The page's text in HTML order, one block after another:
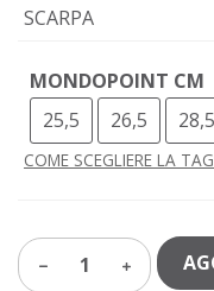
SCARPA
MONDOPOINT CM
25,5
26,5 28,5
COME SCEGLIERE LA
1